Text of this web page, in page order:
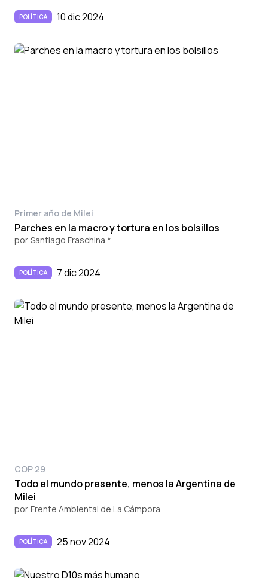
POLÍTICA 10 dic 2024
Primer año de Milei
Parches en la macro y tortura en los bolsillos
por Santiago Fraschina *
POLÍTICA 7 dic 2024
COP 29
Todo el mundo presente, menos la Argentina de
Milei
por Frente Ambiental de La Cámpora
POLÍTICA 25 nov 2024